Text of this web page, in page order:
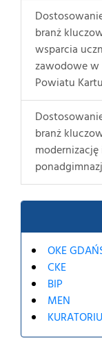
branż
wsparcia
zawodowe w
Powiatu
branż
OKE
CKE
BIP
MEN